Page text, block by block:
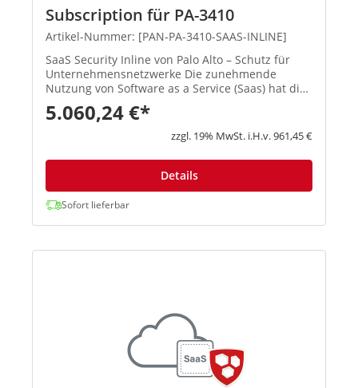
Subscription für PA-3410
Artikel-Nummer: [PAN-PA-3410-SAAS-INLINE]
SaaS Security Inline von Palo Alto – Schutz für
Unternehmensnetzwerke Die zunehmende
Nutzung von Software as a Service (Saas) hat die
Angriffsfläche für Unternehmen rapide
vergrößert und Cyberkriminelle machen sich dies
zunutze. Palo Alto bietet hier...
5.060,24 €*
zzgl. 19% MwSt. i.H.v. 961,45 €
Details
Sofort lieferbar